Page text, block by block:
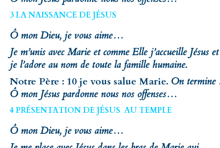
3 LA NAISSANCE DE JÉSUS
Ô mon Dieu, je vous aime…
Je m’unis avec Marie et comme Elle j’accueille Jésus et
je l’adore au nom de toute la famille humaine.
Notre Père : 10 je vous salue Marie. On termine
Ô mon Jésus pardonne nous nos offenses…
4 PRÉSENTATION DE JÉSUS AU TEMPLE
Ô mon Dieu, je vous aime…